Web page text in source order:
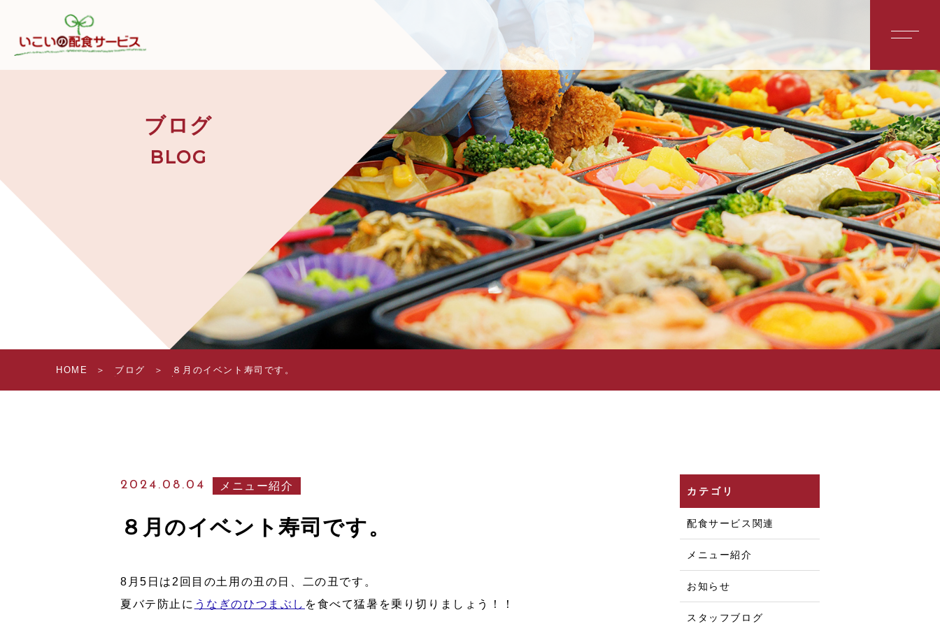
ブログ
BLOG
HOME ブログ ８月のイベント寿司です。
2024.08.04 メニュー紹介
８月のイベント寿司です。
8月5日は2回目の土用の丑の日、二の丑です。
夏バテ防止に うなぎのひつまぶし を食べて猛暑を乗り切りましょう！！
カテゴリ
配食サービス関連
メニュー紹介
お知らせ
スタッフブログ